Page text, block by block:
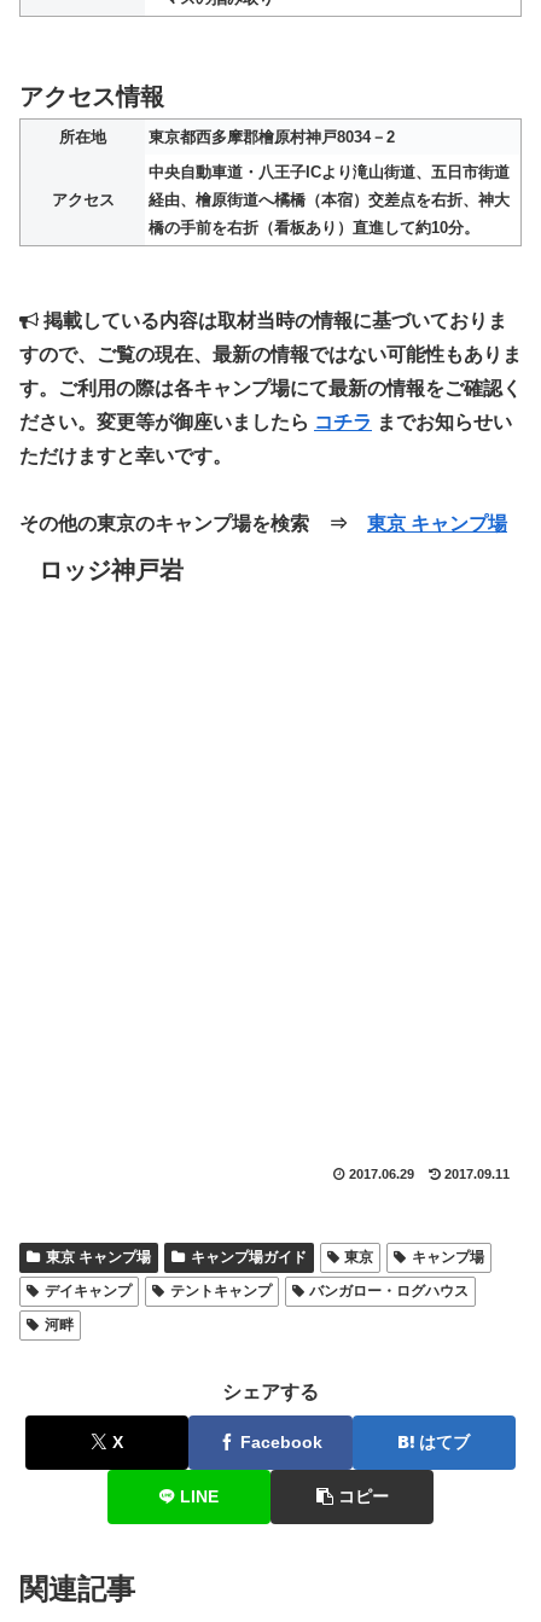
アクセス情報
所在地 東京都西多摩郡檜原村神戸8034－2
アクセス
中央自動車道・八王子ICより滝山街道、五日市街道
経由、檜原街道へ橘橋（本宿）交差点を右折、神大
橋の手前を右折（看板あり）直進して約10分。
掲載している内容は取材当時の情報に基づいておりま
すので、ご覧の現在、最新の情報ではない可能性もありま
す。ご利用の際は各キャンプ場にて最新の情報をご確認く
ださい。変更等が御座いましたら コチラ までお知らせい
ただけますと幸いです。
その他の東京のキャンプ場を検索 ⇒ 東京 キャンプ場
ロッジ神戸岩
2017.06.29 2017.09.11
東京 キャンプ場 キャンプ場ガイド 東京
キャンプ場
デイキャンプ
テントキャンプ
バンガロー・ログハウス
河畔
シェアする
X Facebook はてブ
LINE コピー
関連記事